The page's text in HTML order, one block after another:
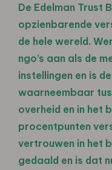
De Edelman Trust
opzienbarende
de hele wereld.
ngo’s aan als de
instellingen en is
waarneembaar
overheid en in het
procentpunten
vertrouwen in het
gedaald en is dat